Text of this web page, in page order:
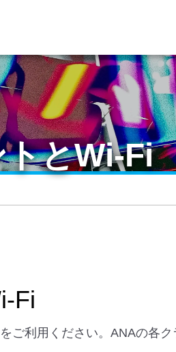
とWi-Fi
Fi
利用ください。ANAの各